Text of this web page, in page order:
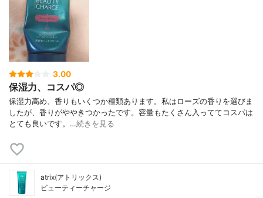
3.00
保湿力、コスパ◎
保湿力高め、香りもいくつか種類あります。私はローズの香りを選びま
したが、香りがややきつかったです。容量もたくさん入っててコスパは
とても良いです。…続きを見る
atrix(アトリックス)
ビューティーチャージ